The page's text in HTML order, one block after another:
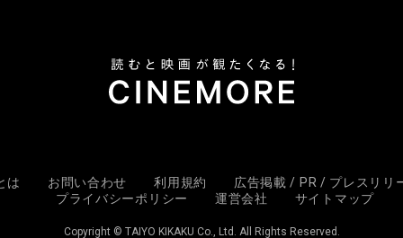
は お問い合わせ 利用規約
広告掲載 / PR / プレスリリ
プライバシーポリシー
運営会社 サイトマップ
Copyright © TAIYO KIKAKU Co., Ltd. All Rights Reserved.